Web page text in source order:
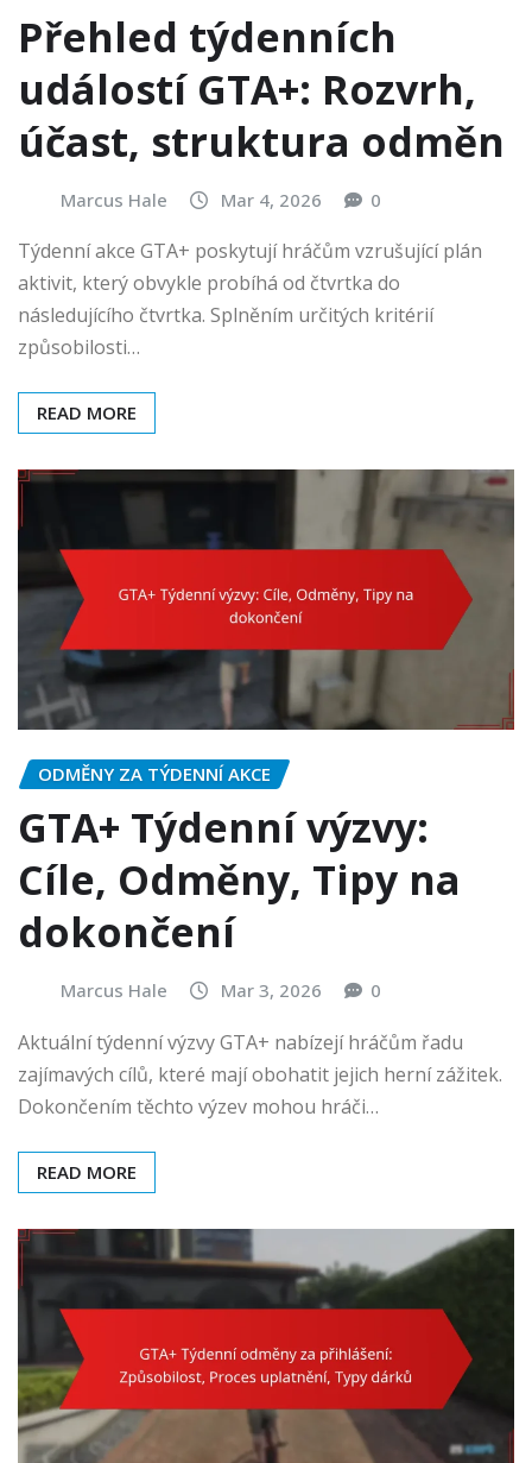
Přehled týdenních
událostí GTA+: Rozvrh,
účast, struktura odměn
Marcus Hale Mar 4, 2026 0
Týdenní akce GTA+ poskytují hráčům vzrušující plán
aktivit, který obvykle probíhá od čtvrtka do
následujícího čtvrtka. Splněním určitých kritérií
způsobilosti…
READ MORE
ODMĚNY ZA TÝDENNÍ AKCE
GTA+ Týdenní výzvy:
Cíle, Odměny, Tipy na
dokončení
Marcus Hale Mar 3, 2026 0
Aktuální týdenní výzvy GTA+ nabízejí hráčům řadu
zajímavých cílů, které mají obohatit jejich herní zážitek.
Dokončením těchto výzev mohou hráči…
READ MORE